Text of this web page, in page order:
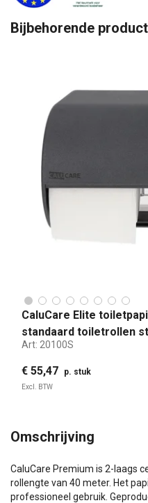
Bijbehorende
CaluCare Elite
standaard toiletrollen
Art: 20100S
€ 55,47 p. stuk
Excl. BTW
Omschrijving
CaluCare Premium is 2-laags
rollengte van 40 meter. Het
professioneel gebruik.